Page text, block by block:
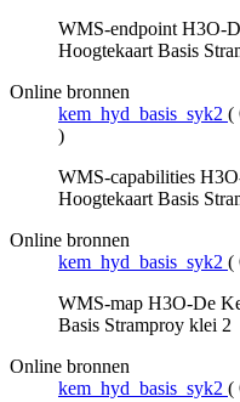
WMS-endpoint H3O-
Hoogtekaart Basis
Online bronnen
kem_hyd_basis_syk2 (
)
WMS-capabilities
Hoogtekaart Basis
Online bronnen
kem_hyd_basis_syk2 (
WMS-map H3O-De
Basis Stramproy klei 2
Online bronnen
kem_hyd_basis_syk2 (